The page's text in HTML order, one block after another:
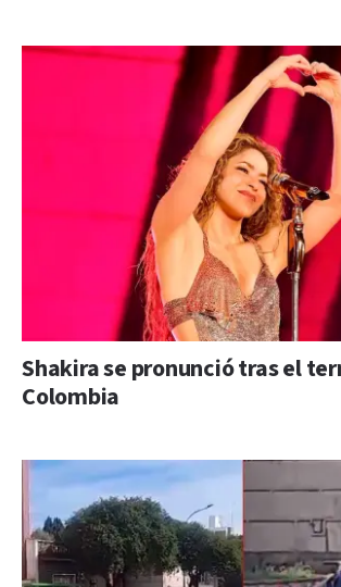
Shakira se pronunció tras el
Colombia